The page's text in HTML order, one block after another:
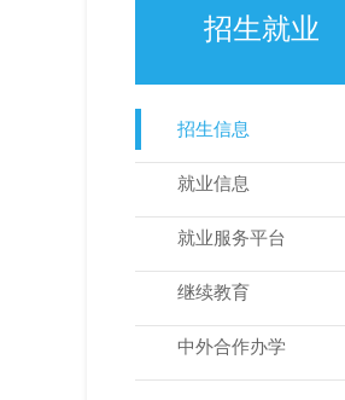
招生就业
招生信息
就业信息
就业服务平台
继续教育
中外合作办学